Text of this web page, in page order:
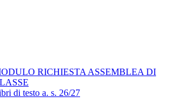
RICHIESTA ASSEMBLEA DI
di testo a. s. 26/27